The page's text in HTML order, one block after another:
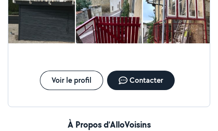
Voir le profil Contacter
À Propos d’AlloVoisins